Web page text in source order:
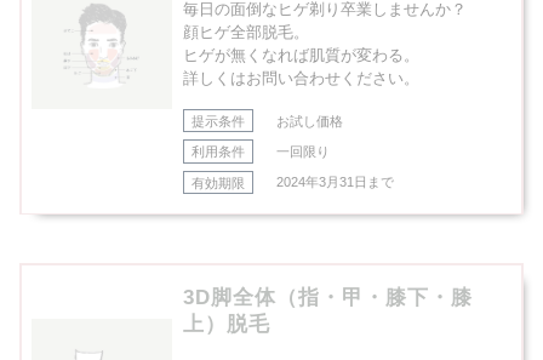
毎日の面倒なヒゲ剃り卒業しませんか？
顔ヒゲ全部脱毛。
ヒゲが無くなれば肌質が変わる。
詳しくはお問い合わせください。
提示条件 お試し価格
利用条件 一回限り
有効期限 2024年3月31日まで
3D脚全体（指・甲・膝下・膝
上）脱毛